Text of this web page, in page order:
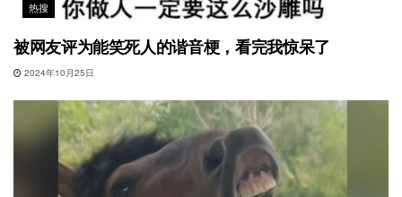
热搜
被网友评为能笑死人的谐音梗，看完我惊呆了
2024年10月25日